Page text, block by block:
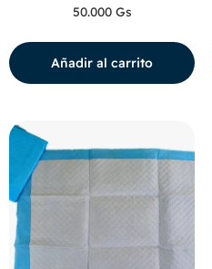
50.000 Gs
Añadir al carrito